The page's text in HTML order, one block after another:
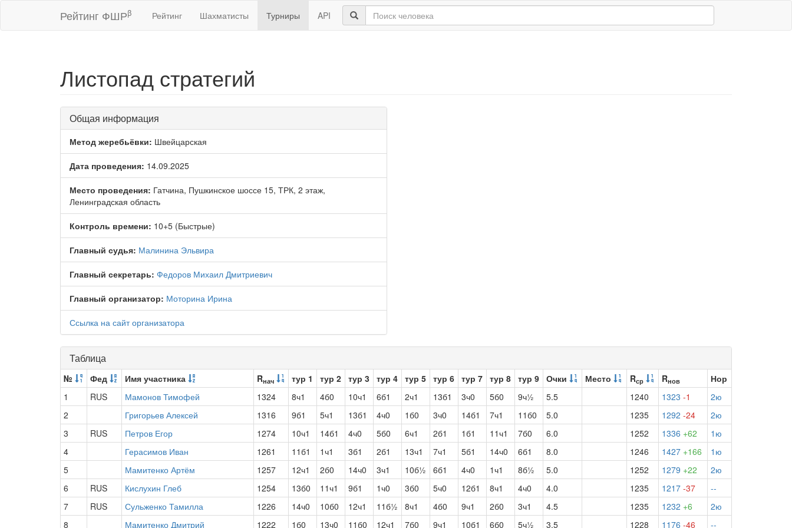
Рейтинг ФШРβ Рейтинг Шахматисты Турниры API
Листопад стратегий
Общая информация
Метод жеребьёвки: Швейцарская
Дата проведения: 14.09.2025
Место проведения: Гатчина, Пушкинское шоссе 15, ТРК, 2 этаж,
Ленинградская область
Контроль времени: 10+5 (Быстрые)
Главный судья: Малинина Эльвира
Главный секретарь: Федоров Михаил Дмитриевич
Главный организатор: Моторина Ирина
Ссылка на сайт организатора
Таблица
№ Фед Имя участника Rнач тур 1 тур 2 тур 3 тур 4 тур 5 тур 6 тур 7 тур 8 тур 9 Очки Место Rср Rнов
Нор
1
RUS Мамонов Тимофей 1324 8ч1 4б0 10ч1 6б1 2ч1 13б1 3ч0 5б0 9ч½ 5.5 1240 1323 -1
2ю
2
Григорьев Алексей 1316 9б1 5ч1 13б1 4ч0 1б0 3ч0 14б1 7ч1 11б0 5.0 1235 1292 -24
2ю
3
RUS Петров Егор 1274 10ч1 14б1 4ч0 5б0 6ч1 2б1 1б1 11ч1 7б0 6.0 1252 1336 +62
1ю
4
Герасимов Иван 1261 11б1 1ч1 3б1 2б1 13ч1 7ч1 5б1 14ч0 6б1 8.0 1246 1427 +166
1ю
5
Мамитенко Артём 1257 12ч1 2б0 14ч0 3ч1 10б½ 6б1 4ч0 1ч1 8б½ 5.0 1252 1279 +22
2ю
6
RUS Кислухин Глеб 1254 13б0 11ч1 9б1 1ч0 3б0 5ч0 12б1 8ч1 4ч0 4.0 1235 1217 -37
--
7
RUS Сульженко Тамилла 1226 14ч0 10б0 12ч1 11б½ 8ч1 4б0 9ч1 2б0 3ч1 4.5 1235 1232 +6
2ю
8
Мамитенко Дмитрий 1222 1б0 13ч0 11б0 12ч1 7б0 9ч1 10б1 6б0 5ч½ 3.5 1228 1176 -46 --